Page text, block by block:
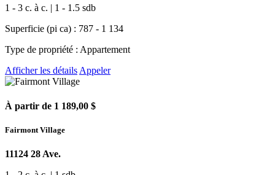
1 - 3 c. à c. | 1 - 1.5 sdb
Superficie (pi ca) : 787 - 1 134
Type de propriété : Appartement
Afficher les détails Appeler
À partir de 1 189,00 $
Fairmont Village
11124 28 Ave.